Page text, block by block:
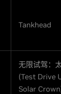
Tankhead
无限试驾：
(Test Drive
Solar